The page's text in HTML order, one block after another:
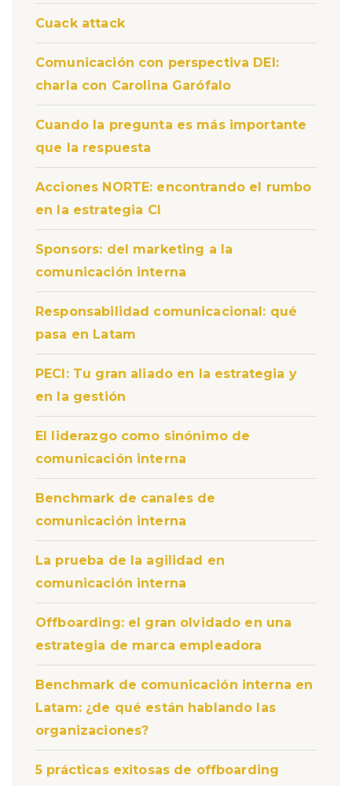
Cuack attack
Comunicación con perspectiva DEI:
charla con Carolina Garófalo
Cuando la pregunta es más importante
que la respuesta
Acciones NORTE: encontrando el rumbo
en la estrategia CI
Sponsors: del marketing a la
comunicación interna
Responsabilidad comunicacional: qué
pasa en Latam
PECI: Tu gran aliado en la estrategia y
en la gestión
El liderazgo como sinónimo de
comunicación interna
Benchmark de canales de
comunicación interna
La prueba de la agilidad en
comunicación interna
Offboarding: el gran olvidado en una
estrategia de marca empleadora
Benchmark de comunicación interna en
Latam: ¿de qué están hablando las
organizaciones?
5 prácticas exitosas de offboarding